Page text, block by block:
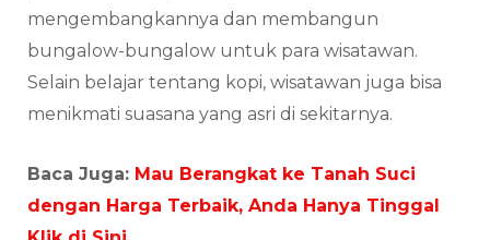
mengembangkannya dan membangun
bungalow-bungalow untuk para wisatawan.
Selain belajar tentang kopi, wisatawan juga bisa
menikmati suasana yang asri di sekitarnya.
Baca Juga: Mau Berangkat ke Tanah Suci
dengan Harga Terbaik, Anda Hanya Tinggal